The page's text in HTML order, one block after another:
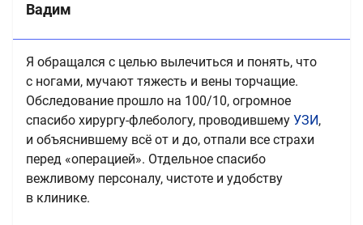
Вадим
Я обращался с целью вылечиться и понять, что
с ногами, мучают тяжесть и вены торчащие.
Обследование прошло на 100/10, огромное
спасибо хирургу-флебологу, проводившему УЗИ​,
и объяснившему всё от и до, отпали все страхи
перед «операцией». Отдельное спасибо
вежливому персоналу, чистоте и удобству
в клинике.